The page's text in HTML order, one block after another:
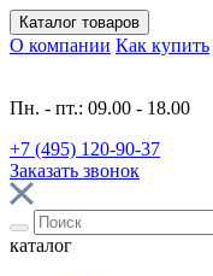
Каталог товаров
О компании Как купить
Пн. - пт.: 09.00 - 18.00
+7 (495) 120-90-37
Заказать звонок
каталог